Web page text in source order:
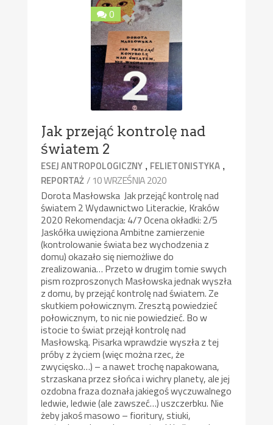
0
Jak przejąć kontrolę nad
światem 2
ESEJ ANTROPOLOGICZNY , FELIETONISTYKA ,
REPORTAŻ/ 10 WRZEŚNIA 2020
Dorota Masłowska Jak przejąć kontrolę nad
światem 2 Wydawnictwo Literackie, Kraków
2020 Rekomendacja: 4/7 Ocena okładki: 2/5
Jaskółka uwięziona Ambitne zamierzenie
(kontrolowanie świata bez wychodzenia z
domu) okazało się niemożliwe do
zrealizowania… Przeto w drugim tomie swych
pism rozproszonych Masłowska jednak wyszła
z domu, by przejąć kontrolę nad światem. Ze
skutkiem połowicznym. Zresztą powiedzieć
połowicznym, to nic nie powiedzieć. Bo w
istocie to świat przejął kontrolę nad
Masłowską. Pisarka wprawdzie wyszła z tej
próby z życiem (więc można rzec, że
zwycięsko…) – a nawet trochę napakowana,
strzaskana przez słońca i wichry planety, ale jej
ozdobna fraza doznała jakiegoś wyczuwalnego
ledwie, ledwie (ale zawszeć…) uszczerbku. Nie
żeby jakoś masowo – fioritury, stiuki,